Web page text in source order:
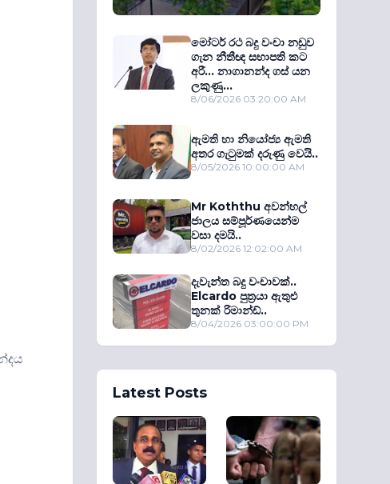
මෝටර් රථ බදු වංචා නඩුව
ගැන නීතීඥ සභාපති කට
අරී... නාගානන්ද ගස් යන
ලකුණු...
8/06/2026 03:20:00 AM
ඇමති හා නියෝජ්‍ය ඇමති
අතර ගැටුමක් දරුණු වෙයි..
8/05/2026 10:00:00 AM
Mr Koththu අවන්හල්
ජාලය සම්පූර්ණයෙන්ම
වසා දමයි..
8/02/2026 12:02:00 AM
දැවැන්ත බදු වංචාවක්..
Elcardo පුත‍්‍රයා ඇතුළු
තුනක් රිමාන්ඩ්..
8/04/2026 03:00:00 PM
Latest Posts